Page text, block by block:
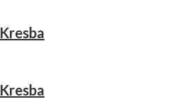
Kresba
Kresba